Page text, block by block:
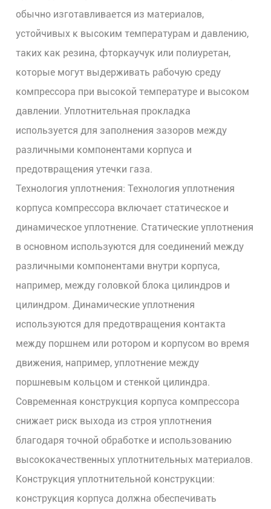
обычно изготавливается из материалов,
устойчивых к высоким температурам и давлению,
таких как резина, фторкаучук или полиуретан,
которые могут выдерживать рабочую среду
компрессора при высокой температуре и высоком
давлении. Уплотнительная прокладка
используется для заполнения зазоров между
различными компонентами корпуса и
предотвращения утечки газа.
Технология уплотнения: Технология уплотнения
корпуса компрессора включает статическое и
динамическое уплотнение. Статические уплотнения
в основном используются для соединений между
различными компонентами внутри корпуса,
например, между головкой блока цилиндров и
цилиндром. Динамические уплотнения
используются для предотвращения контакта
между поршнем или ротором и корпусом во время
движения, например, уплотнение между
поршневым кольцом и стенкой цилиндра.
Современная конструкция корпуса компрессора
снижает риск выхода из строя уплотнения
благодаря точной обработке и использованию
высококачественных уплотнительных материалов.
Конструкция уплотнительной конструкции:
конструкция корпуса должна обеспечивать